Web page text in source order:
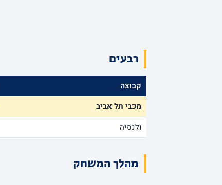
רבעים
קבוצה
מכבי תל אביב
ולנסיה
מהלך המשחק